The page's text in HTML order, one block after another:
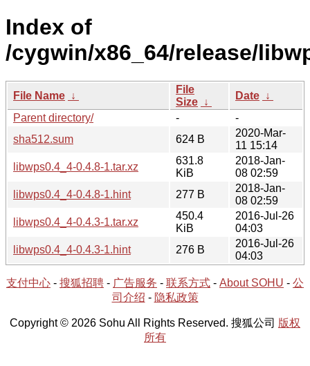
Index of
/cygwin/x86_64/release/
File Name ↓
File
Size ↓
Date ↓
Parent directory/
-
-
sha512.sum
624 B
2020-Mar-
11 15:14
libwps0.4_4-0.4.8-1.tar.xz
631.8
KiB
2018-Jan-
08 02:59
libwps0.4_4-0.4.8-1.hint
277 B
2018-Jan-
08 02:59
libwps0.4_4-0.4.3-1.tar.xz
450.4
KiB
2016-Jul-26
04:03
libwps0.4_4-0.4.3-1.hint
276 B
2016-Jul-26
04:03
支付中心 - 搜狐招聘 - 广告服务 - 联系方式 - About SOHU - 公
司介绍 - 隐私政策
Copyright © 2026 Sohu All Rights Reserved. 搜狐公司 版权
所有